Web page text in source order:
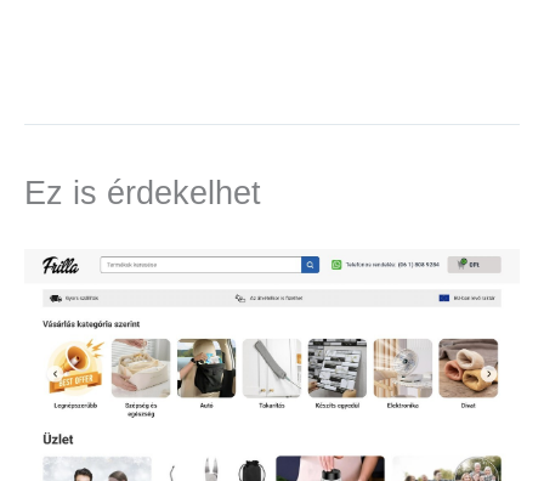
Ez is érdekelhet